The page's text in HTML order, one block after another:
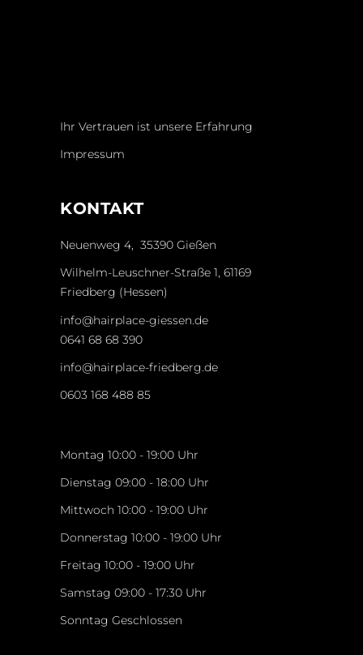
Ihr Vertrauen ist unsere Erfahrung
Impressum
KONTAKT
Neuenweg 4, 35390 Gießen
Wilhelm-Leuschner-Straße 1, 61169
Friedberg (Hessen)
info@hairplace-giessen.de
0641 68 68 390
info@hairplace-friedberg.de
0603 168 488 85
Montag 10:00 - 19:00 Uhr
Dienstag 09:00 - 18:00 Uhr
Mittwoch 10:00 - 19:00 Uhr
Donnerstag 10:00 - 19:00 Uhr
Freitag 10:00 - 19:00 Uhr
Samstag 09:00 - 17:30 Uhr
Sonntag Geschlossen